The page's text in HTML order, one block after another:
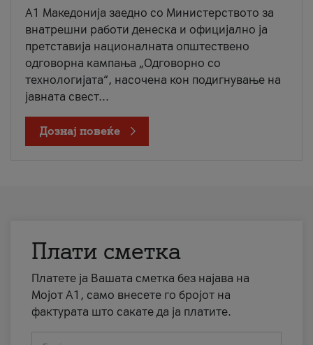
A1 Македонија заедно со Министерството за
внатрешни работи денеска и официјално ја
претставија националната општествено
одговорна кампања „Одговорно со
технологијата“, насочена кон подигнување на
јавната свест...
Дознај повеќе
Плати сметка
Платете ја Вашата сметка без најава на
Мојот А1, само внесете го бројот на
фактурата што сакате да ја платите.